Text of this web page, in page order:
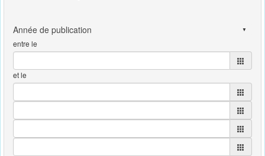
entre le
et le